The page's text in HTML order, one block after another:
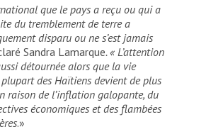
que le pays a reçu ou qui a
du tremblement de terre a
disparu ou ne s’est jamais
Sandra Lamarque. « L’attention
détournée alors que la vie
des Haïtiens devient de plus
raison de l’inflation galopante, du
économiques et des flambées
.»